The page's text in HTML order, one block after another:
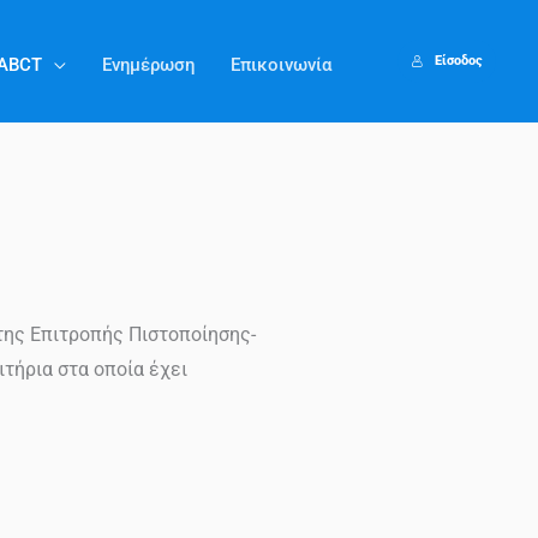
Ενημέρωση Επικοινωνία Είσοδος
Επιτροπής Πιστοποίησης-
στα οποία έχει